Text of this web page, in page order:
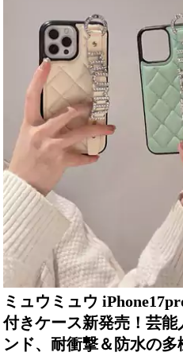
ミュウミュウ
付きケース新発売！芸
ンド、耐衝撃＆防水の